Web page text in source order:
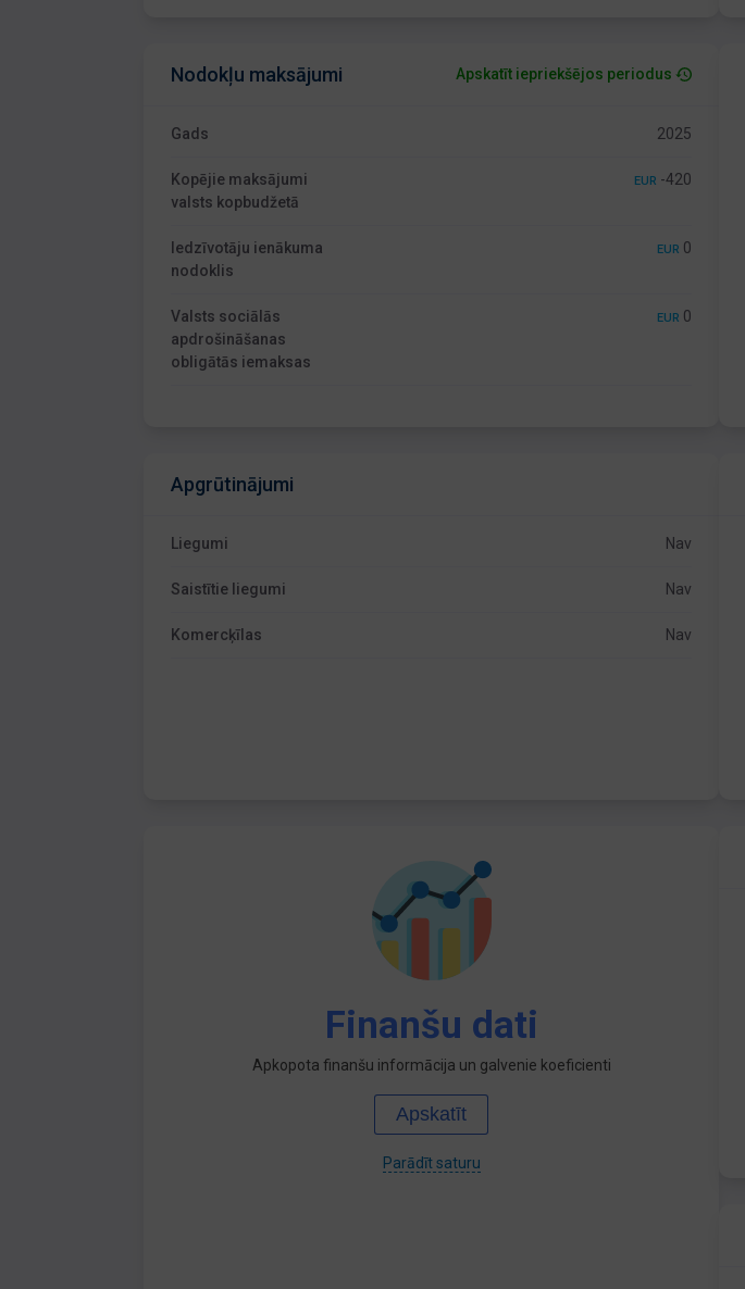
Nodokļu maksājumi Apskatīt iepriekšējos periodus
Gads 2025
Kopējie maksājumi
valsts kopbudžetā
EUR -420
Iedzīvotāju ienākuma
nodoklis
EUR 0
Valsts sociālās
apdrošināšanas
obligātās iemaksas
EUR 0
Apgrūtinājumi
Liegumi Nav
Saistītie liegumi Nav
Komercķīlas Nav
Finanšu dati
Apkopota finanšu informācija un galvenie koeficienti
Apskatīt
Parādīt saturu